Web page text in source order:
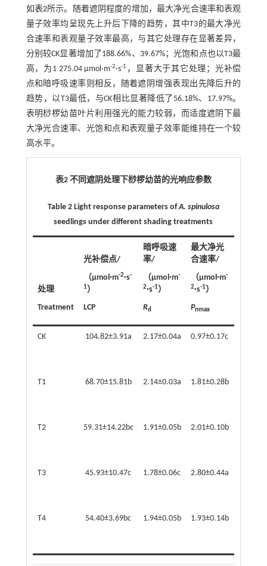
如表2所示。随着遮阴程度的增加，最大净光合速率和表观
量子效率均呈现先上升后下降的趋势，其中T3的最大净光
合速率和表观量子效率最高，与其它处理存在显著差异，
分别较CK显著增加了188.66%、39.67%；光饱和点也以T3最
高，为1 275.04 μmol·m-2·s-1 ，显著大于其它处理；光补偿
点和暗呼吸速率则相反，随着遮阴增强表现出先降后升的
趋势，以T3最低，与CK相比显著降低了56.18%、17.97%。
表明桫椤幼苗叶片利用强光的能力较弱，而适度遮阴下最
大净光合速率、光饱和点和表观量子效率能维持在一个较
高水平。
表2 不同遮阴处理下桫椤幼苗的光响应参数
Table 2 Light response parameters ofA. spinulosa
seedlings under different shading treatments
处理
Treatment
光补偿点/
（μmol·m-2·s-
1）
LCP
暗呼吸速
率/
（μmol·m-
2·s-1）
Rd
最大净光
合速率/
（μmol·m-
2·s-1）
Pnmax
CK 104.82±3.91a 2.17±0.04a 0.97±0.17c
T1 68.70±15.81b 2.14±0.03a 1.81±0.28b
T2 59.31±14.22bc 1.91±0.05b 2.01±0.10b
T3 45.93±10.47c 1.78±0.06c 2.80±0.44a
T4 54.40±3.69bc 1.94±0.05b 1.93±0.14b